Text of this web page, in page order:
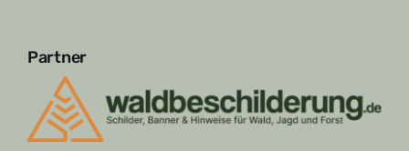
Partner